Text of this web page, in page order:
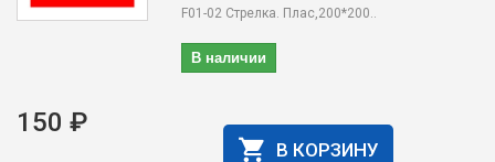
F01-02 Cтрелка. Плас,200*200..
В наличии
150 ₽
В КОРЗИНУ